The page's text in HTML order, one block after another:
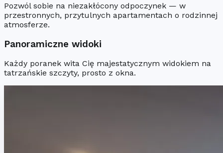
Pozwól sobie na niezakłócony odpoczynek — w
przestronnych, przytulnych apartamentach o rodzinnej
atmosferze.
Panoramiczne widoki
Każdy poranek wita Cię majestatycznym widokiem na
tatrzańskie szczyty, prosto z okna.